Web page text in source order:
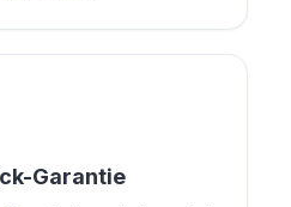
Garantie